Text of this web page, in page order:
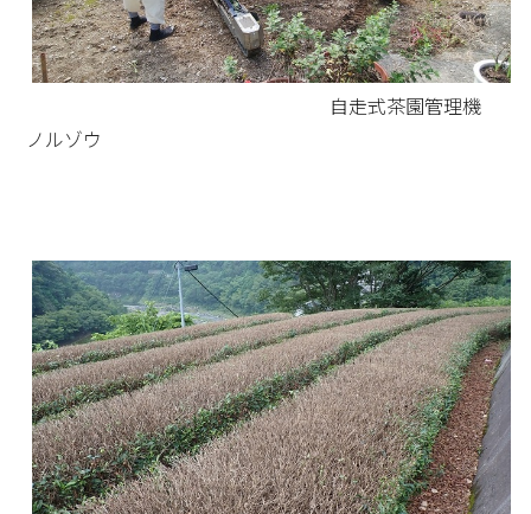
自走式茶園管理機
ノルゾウ